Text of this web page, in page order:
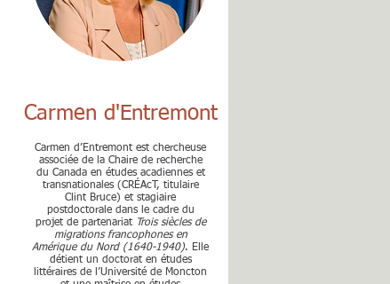
Carmen d'Entremont
Carmen d’Entremont est chercheuse
associée de la Chaire de recherche
du Canada en études acadiennes et
transnationales (CRÉAcT, titulaire
Clint Bruce) et stagiaire
postdoctorale dans le cadre du
projet de partenariat Trois siècles de
migrations francophones en
Amérique du Nord (1640-1940). Elle
détient un doctorat en études
littéraires de l’Université de Moncton